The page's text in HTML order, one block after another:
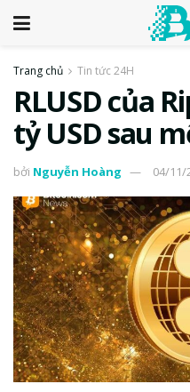
Trang chủ Tin tức 24H
RLUSD của
tỷ USD sau
bởi Nguyễn Hoàng 04/11/